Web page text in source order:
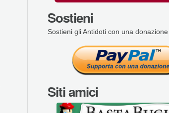
Sostieni
Sostieni gli Antidoti con una donazione
Siti amici